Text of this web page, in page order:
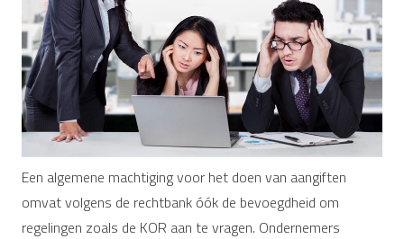
Een algemene machtiging voor het doen van aangiften
omvat volgens de rechtbank óók de bevoegdheid om
regelingen zoals de KOR aan te vragen. Ondernemers